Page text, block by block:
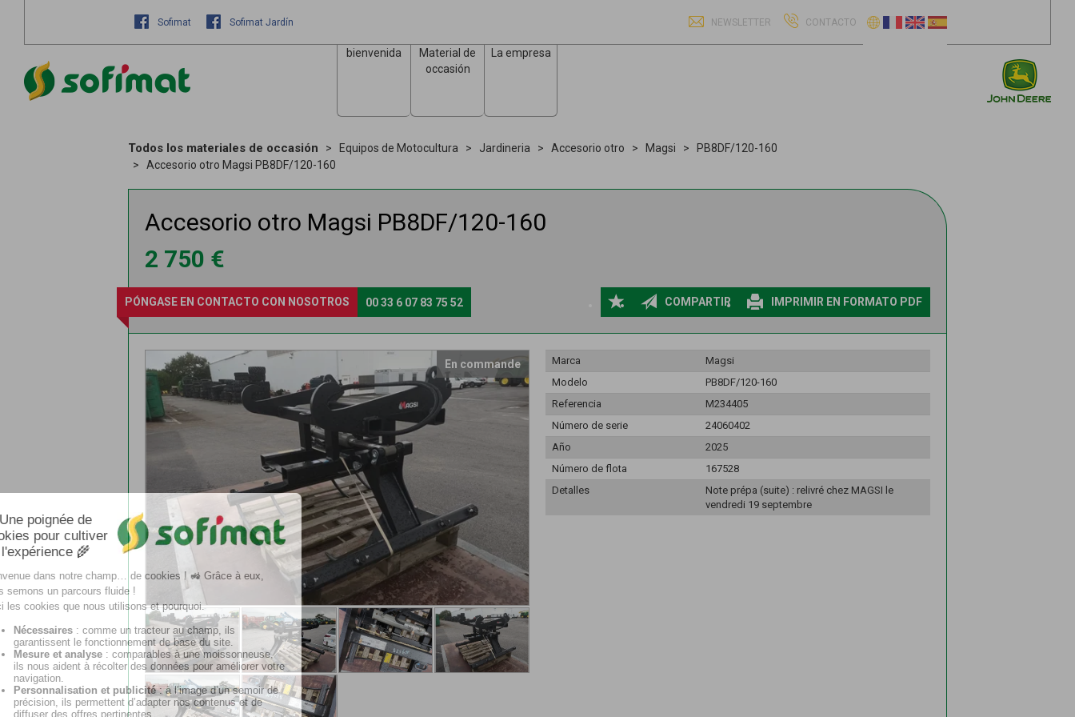
Sofimat Sofimat Jardín NEWSLETTER CONTACTO
bienvenida
Material de
occasión
La empresa
Todos los materiales de occasión Equipos de Motocultura Jardineria Accesorio otro Magsi
PB8DF/120-160
Accesorio otro Magsi PB8DF/120-160
Accesorio otro Magsi PB8DF/120-160
2 750 €
PÓNGASE EN CONTACTO CON NOSOTROS 00 33 6 07 83 75 52 COMPARTIR IMPRIMIR EN FORMATO PDF
En commande Marca
Magsi
Modelo
PB8DF/120-160
Referencia
M234405
Número de serie
24060402
Año
2025
Número de flota
167528
Detalles
Note prépa (suite) : relivré chez MAGSI le
vendredi 19 septembre